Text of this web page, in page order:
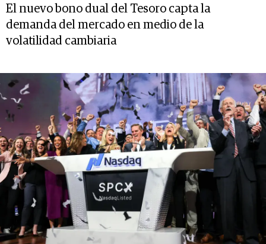
El nuevo bono dual del Tesoro capta la
demanda del mercado en medio de la
volatilidad cambiaria